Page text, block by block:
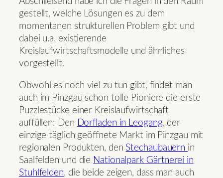
gestellt, welche Lösungen es zu dem
momentanen strukturellen Problem gibt und
dabei u.a. existierende
Kreislaufwirtschaftsmodelle und ähnliches
vorgestellt.
Obwohl es noch viel zu tun gibt, findet man
auch im Pinzgau schon tolle Pioniere die erste
Puzzlestücke einer Kreislaufwirtschaft
auffüllen: Den Dorfladen in Leogang, der
einzige täglich geöffnete Markt im Pinzgau mit
regionalen Produkten, den Stechaubauern in
Saalfelden und die Nationalpark Gärtnerei in
Stuhlfelden, die beide zeigen, dass man auch